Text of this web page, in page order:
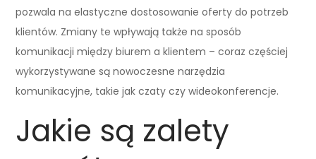
pozwala na elastyczne dostosowanie oferty do potrzeb
klientów. Zmiany te wpływają także na sposób
komunikacji między biurem a klientem – coraz częściej
wykorzystywane są nowoczesne narzędzia
komunikacyjne, takie jak czaty czy wideokonferencje.
Jakie są zalety